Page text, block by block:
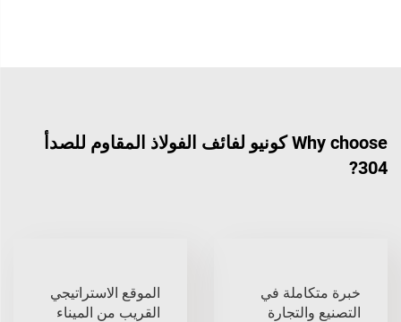
Why choose كونيو لفائف الفولاذ المقاوم للصدأ
304?
خبرة متكاملة في
التصنيع والتجارة
الموقع الاستراتيجي
القريب من الميناء